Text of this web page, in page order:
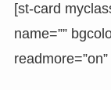
[st-card
name=””